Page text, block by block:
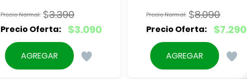
$3.390
El
precio
original
$3.090
El
precio
actual
AGREGAR
$8.090
El
precio
original
$7.290
El
precio
actual
AGREGAR